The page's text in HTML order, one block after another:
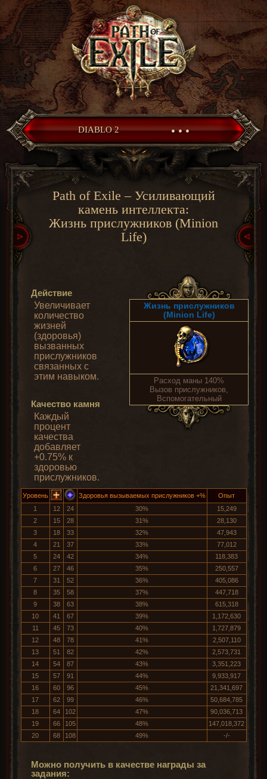
DIABLO 2 • • •
Path of Exile – Усиливающий
камень интеллекта:
Жизнь прислужников (Minion
Life)
Действие
Увеличивает
количество
жизней
(здоровья)
вызванных
прислужников
связанных с
этим навыком.
Качество камня
Каждый
процент
качества
добавляет
+0.75% к
здоровью
прислужников.
Жизнь прислужников
(Minion Life)
Расход маны 140%
Вызов прислужников,
Вспомогательный
Уровень Здоровья вызываемых прислужников +%
Опыт
1
12 24 30%
15,249
2
15 28 31%
28,130
3
18 33 32%
47,943
4
21 37 33%
77,012
5
24 42 34%
118,383
6
27 46 35%
250,557
7
31 52 36%
405,086
8
35 58 37%
447,718
9
38 63 38%
615,318
10
41 67 39%
1,172,630
11
45 73 40%
1,727,879
12
48 78 41%
2,507,110
13
51 82 42%
2,573,731
14
54 87 43%
3,351,223
15
57 91 44%
9,933,917
16
60 96 45%
21,341,697
17
62 99 46%
50,684,785
18
64 102 47%
90,036,713
19
66 105 48%
147,018,372
20
68 108 49% -/-
Можно получить в качестве награды за
задания: